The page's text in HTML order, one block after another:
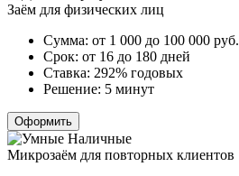
Заём для физических лиц
Сумма: от 1 000 до 100 000 руб.
Срок: от 16 до 180 дней
Ставка: 292% годовых
Решение: 5 минут
Оформить
Микрозаём для повторных клиентов